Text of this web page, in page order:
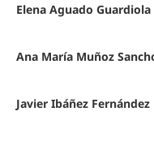
Elena Aguado Guardiola
Ana María Muñoz
Javier Ibáñez Fernández